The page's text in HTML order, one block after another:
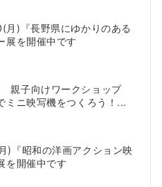
)『長野県にゆかりのある
展を開催中です
子向けワークショップ
ミニ映写機をつくろう！...
)『昭和の洋画アクション映
を開催中です